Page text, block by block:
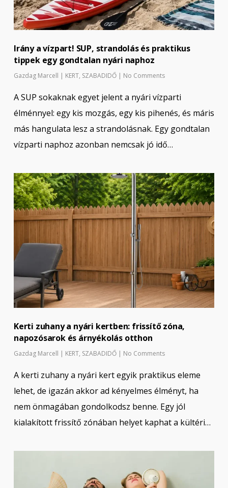
Irány a vízpart! SUP, strandolás és praktikus
tippek egy gondtalan nyári naphoz
Gazdag Marcell | KERT, SZABADIDŐ | No Comments
A SUP sokaknak egyet jelent a nyári vízparti
élménnyel: egy kis mozgás, egy kis pihenés, és máris
más hangulata lesz a strandolásnak. Egy gondtalan
vízparti naphoz azonban nemcsak jó idő…
Kerti zuhany a nyári kertben: frissítő zóna,
napozósarok és árnyékolás otthon
Gazdag Marcell | KERT, SZABADIDŐ | No Comments
A kerti zuhany a nyári kert egyik praktikus eleme
lehet, de igazán akkor ad kényelmes élményt, ha
nem önmagában gondolkodsz benne. Egy jól
kialakított frissítő zónában helyet kaphat a kültéri…